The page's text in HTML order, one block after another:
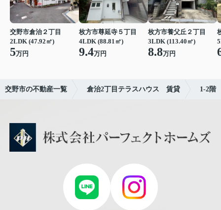
交野市倉治２丁目
2LDK (47.92㎡)
5万円
枚方市尊延寺５丁目
4LDK (88.81㎡)
9.4万円
枚方市養父丘２丁目
3LDK (113.40㎡)
8.8万円
交野市の不動産一覧 倉治2丁目テラスハウス 賃貸 1-2階